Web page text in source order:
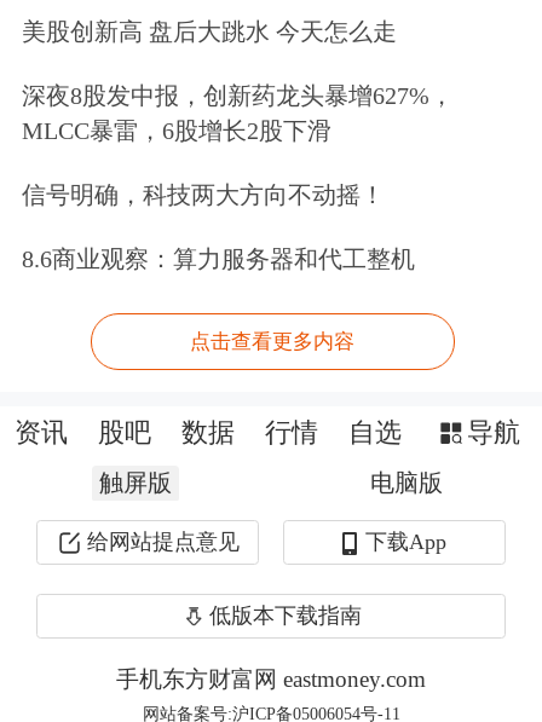
种辅料消耗变化较大；二是禽肉和禽蛋
替代猪肉形成规模化，比重上升； 三
是市场焦点在于猪存栏量何时达到触底
拐点。
具体来看，玉米产量总体稳定，需求量
长时间(半年以上)维持较低水平，在新
徊，短时间难有亮眼表现，关键是看猪
瘟疫情控制情况和存栏量变化。豆粕方
面，价格变动取决于国内生猪数量回升
速度，短期需求下降状态不会改变，价
格维持区间弱势盘整。
美股创新高 盘后大跳水 今天怎么走
深夜8股发中报，创新药龙头暴增627%，
MLCC暴雷，6股增长2股下滑
信号明确，科技两大方向不动摇！
8.6商业观察：算力服务器和代工整机
点击查看更多内容
资讯 股吧 数据 行情 自选 导航
触屏版 电脑版
给网站提点意见 下载App
低版本下载指南
手机东方财富网 eastmoney.com
网站备案号:沪ICP备05006054号-11